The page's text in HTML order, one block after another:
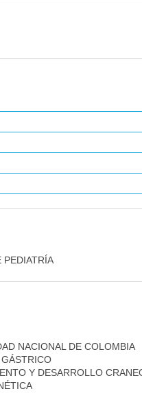
PEDIATRÍA
NACIONAL DE COLOMBIA
Y DESARROLLO